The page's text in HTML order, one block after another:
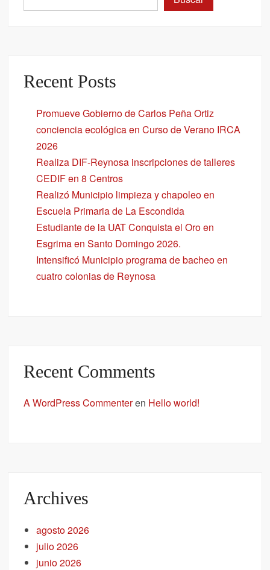
Recent Posts
Promueve Gobierno de Carlos Peña Ortiz
conciencia ecológica en Curso de Verano IRCA
2026
Realiza DIF-Reynosa inscripciones de talleres
CEDIF en 8 Centros
Realizó Municipio limpieza y chapoleo en
Escuela Primaria de La Escondida
Estudiante de la UAT Conquista el Oro en
Esgrima en Santo Domingo 2026.
Intensificó Municipio programa de bacheo en
cuatro colonias de Reynosa
Recent Comments
A WordPress Commenteren Hello world!
Archives
agosto 2026
julio 2026
junio 2026